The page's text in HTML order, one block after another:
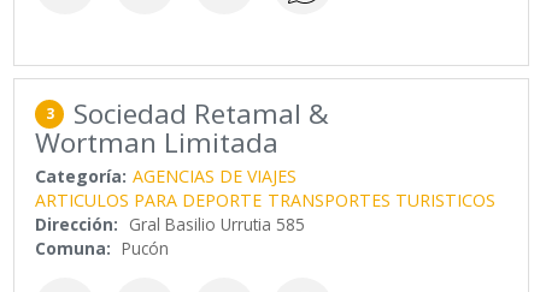
3 Sociedad Retamal &
Wortman Limitada
Categoría: AGENCIAS DE VIAJES
ARTICULOS PARA DEPORTE TRANSPORTES TURISTICOS
Dirección: Gral Basilio Urrutia 585
Comuna: Pucón